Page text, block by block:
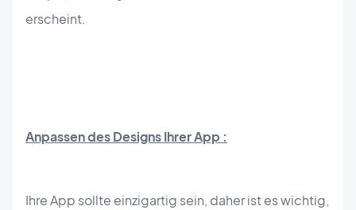
erscheint.
Anpassen des Designs Ihrer App :
Ihre App sollte einzigartig sein, daher ist es wichtig,